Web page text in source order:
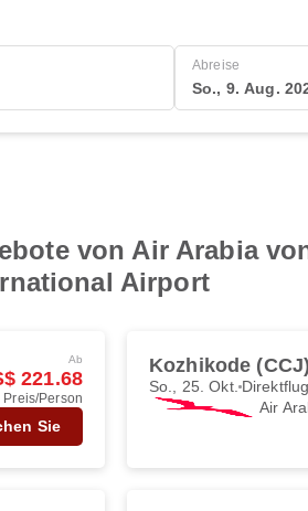
Abreise
So., 9. Aug.
von Air Arabia
Airport
Ab
221.68
Preis/Person
Sie
Kozhikode (CCJ)
So., 25. Okt. Direktflug
Air